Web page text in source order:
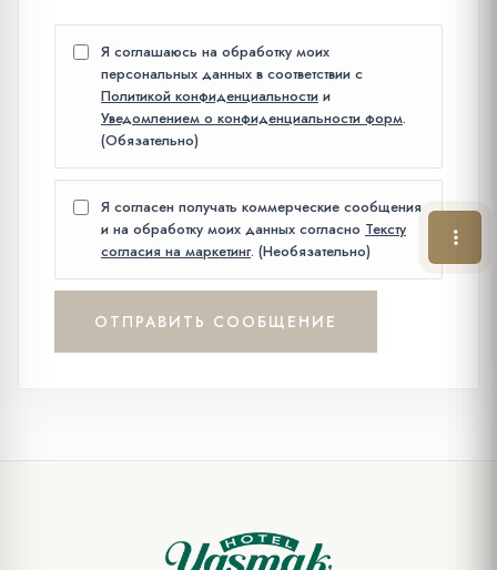
Я соглашаюсь на обработку моих
персональных данных в соответствии с
Политикой конфиденциальности и
Уведомлением о конфиденциальности форм.
(Обязательно)
Я согласен получать коммерческие сообщения
и на обработку моих данных согласно Тексту
согласия на маркетинг. (Необязательно)